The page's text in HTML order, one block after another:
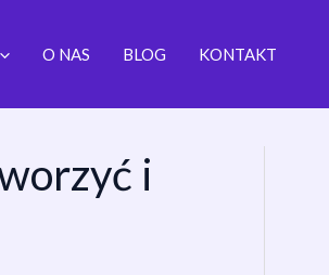
O NAS BLOG KONTAKT
i